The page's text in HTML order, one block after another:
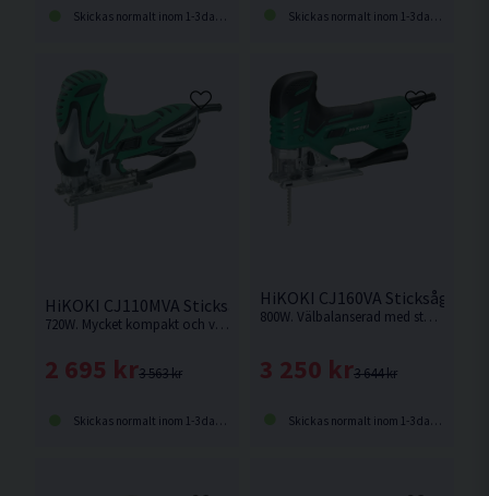
Skickas normalt inom 1-3 dagar Skickas normalt inom 1-3 dagar
HiKOKI CJ110MVA Sticksåg (720W)
720W. Mycket kompakt och välbalanserad med stark motor och hög sågkapacitet.
3 563 kr
2 695 kr
Skickas normalt inom 1-3 dagar
HiKOKI CJ160VA Sticksåg
800W. Välbalanserad med stark motor och hög sågkapacitet.
3 644 kr
3 250 kr
Skickas normalt inom 1-3 dagar